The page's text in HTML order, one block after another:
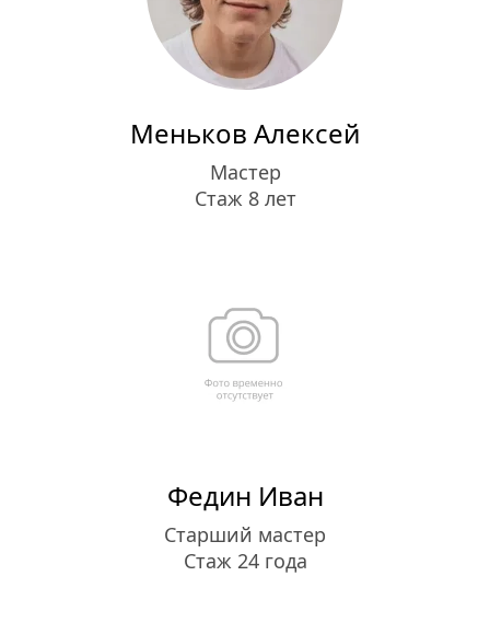
Меньков Алексей
Мастер
Стаж 8 лет
Федин Иван
Старший мастер
Стаж 24 года